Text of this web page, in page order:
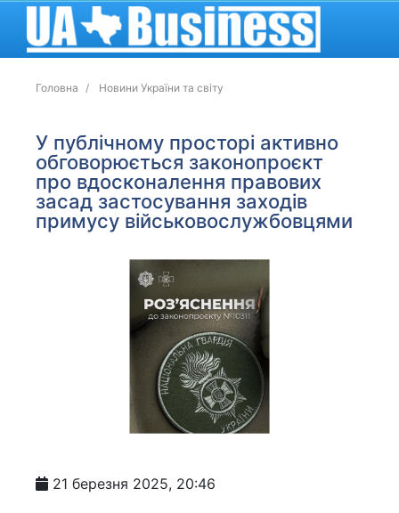
Головна Новини України та світу
У публічному просторі активно
обговорюється законопроєкт
про вдосконалення правових
засад застосування заходів
примусу військовослужбовцями
21 березня 2025, 20:46